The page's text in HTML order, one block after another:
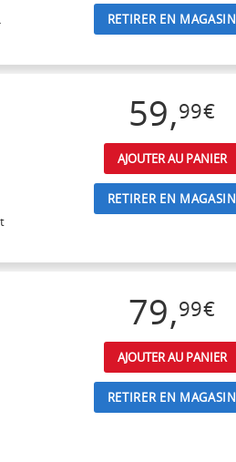
RETIRER EN MAGASIN
59,99€
AJOUTER AU PANIER
RETIRER EN MAGASIN
79,99€
AJOUTER AU PANIER
RETIRER EN MAGASIN